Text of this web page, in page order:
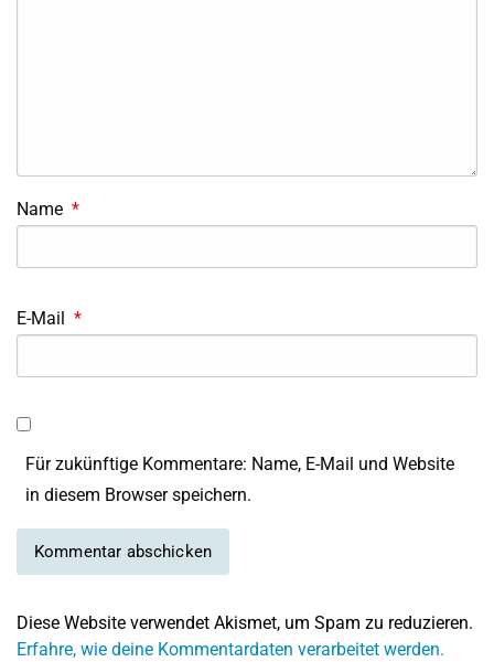
Name *
E-Mail *
Für zukünftige Kommentare: Name, E-Mail und Website
in diesem Browser speichern.
Diese Website verwendet Akismet, um Spam zu reduzieren.
Erfahre, wie deine Kommentardaten verarbeitet werden.